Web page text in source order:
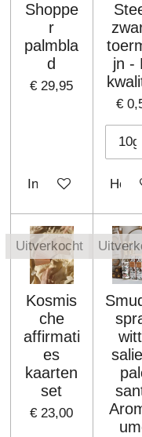
Shoppe
r
palmbla
d
€ 29,95
In winkelwagen
jn -
€
Uitverkocht
Kosmis
che
affirmati
es
kaarten
set
€ 23,00